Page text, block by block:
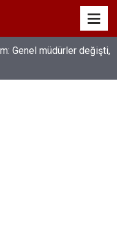
Genel müdürler değişti,